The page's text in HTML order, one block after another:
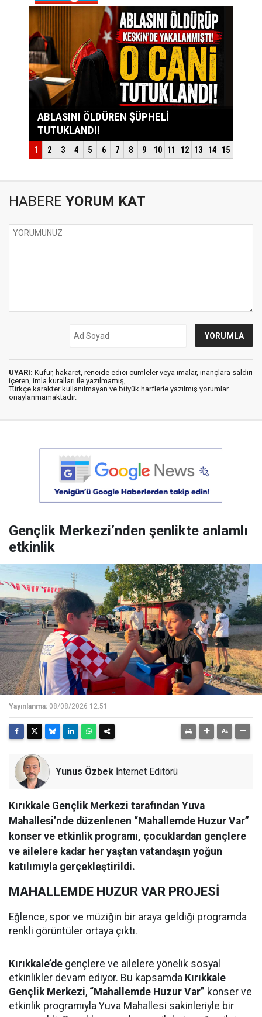
HABERE YORUM KAT
UYARI: Küfür, hakaret, rencide edici cümleler veya imalar, inançlara saldırı
içeren, imla kuralları ile yazılmamış,
Türkçe karakter kullanılmayan ve büyük harflerle yazılmış yorumlar
onaylanmamaktadır.
Gençlik Merkezi’nden şenlikte anlamlı
etkinlik
Yayınlanma: 08/08/2026 12:51
Yunus Özbek İnternet Editörü
Kırıkkale Gençlik Merkezi tarafından Yuva
Mahallesi’nde düzenlenen “Mahallemde Huzur Var”
konser ve etkinlik programı, çocuklardan gençlere
ve ailelere kadar her yaştan vatandaşın yoğun
katılımıyla gerçekleştirildi.
MAHALLEMDE HUZUR VAR PROJESİ
Eğlence, spor ve müziğin bir araya geldiği programda
renkli görüntüler ortaya çıktı.
Kırıkkale’de gençlere ve ailelere yönelik sosyal
etkinlikler devam ediyor. Bu kapsamda Kırıkkale
Gençlik Merkezi, “Mahallemde Huzur Var” konser ve
etkinlik programıyla Yuva Mahallesi sakinleriyle bir